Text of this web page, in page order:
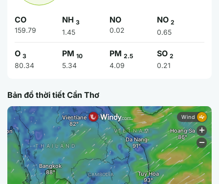
CO
159.79
NH 3
1.45
NO
0.02
NO 2
0.65
O 3
80.34
PM 10
5.34
PM 2.5
4.09
SO 2
0.21
Bản đồ thời tiết Cần Thơ